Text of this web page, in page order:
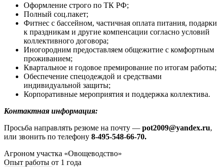
Оформление строго по ТК РФ;
Полный соц.пакет;
Фитнес с бассейном, частичная оплата питания, подарки
к праздникам и другие компенсации согласно условий
коллективного договора;
Иногородним предоставляем общежитие с комфортным
проживанием;
Квартальное и годовое премирование по итогам работы;
Обеспечение спецодеждой и средствами
индивидуальной защиты;
Корпоративные мероприятия и поддержка коллектива.
Контактная информация:
Просьба направлять резюме на почту — pot2009@yandex.ru,
или звонить по телефону 8-495-548-66-70.
Агроном участка «Овощеводство»
Опыт работы от 1 года